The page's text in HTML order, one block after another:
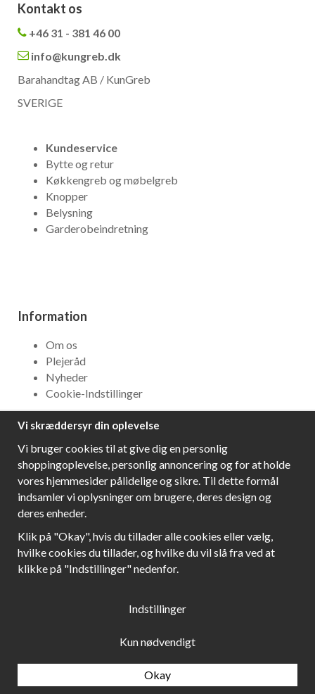
Kontakt os
+46 31 - 381 46 00
info@kungreb.dk
Barahandtag AB / KunGreb
SVERIGE
Kundeservice
Bytte og retur
Køkkengreb og møbelgreb
Knopper
Belysning
Garderobeindretning
Information
Om os
Plejeråd
Nyheder
Cookie-Indstillinger
NYHEDSBREV
Få bedste tilbud og\r spændende nye produkter!
Vi skræddersyr din oplevelse
Vi bruger cookies til at give dig en personlig
shoppingoplevelse, personlig annoncering og for at holde
vores hjemmesider pålidelige og sikre. Til dette formål
indsamler vi oplysninger om brugere, deres design og
deres enheder.
Klik på "Okay", hvis du tillader alle cookies eller vælg,
hvilke cookies du tillader, og hvilke du vil slå fra ved at
klikke på "Indstillinger" nedenfor.
Indstillinger
Kun nødvendigt
Okay